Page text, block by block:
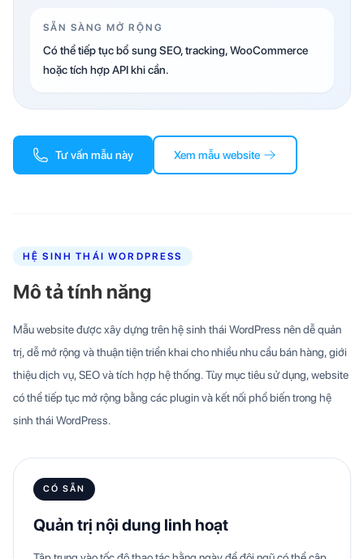
SẴN SÀNG MỞ RỘNG
Có thể tiếp tục bổ sung SEO, tracking, WooCommerce
hoặc tích hợp API khi cần.
Tư vấn mẫu này Xem mẫu website
HỆ SINH THÁI WORDPRESS
Mô tả tính năng
Mẫu website được xây dựng trên hệ sinh thái WordPress nên dễ quản
trị, dễ mở rộng và thuận tiện triển khai cho nhiều nhu cầu bán hàng, giới
thiệu dịch vụ, SEO và tích hợp hệ thống. Tùy mục tiêu sử dụng, website
có thể tiếp tục mở rộng bằng các plugin và kết nối phổ biến trong hệ
sinh thái WordPress.
CÓ SẴN
Quản trị nội dung linh hoạt